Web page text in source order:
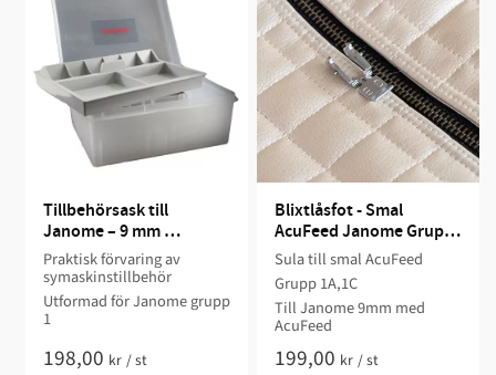
Tillbehörsask till
Janome – 9 mm
Pressarfotsgrupp 1
Praktisk förvaring av
symaskinstillbehör​
Utformad för Janome grupp
1​
198,00 kr /st
Blixtlåsfot - Smal
AcuFeed Janome Grupp
1A och 1C
Sula till smal AcuFeed
Grupp 1A,1C
Till Janome 9mm med
AcuFeed
199,00 kr /st